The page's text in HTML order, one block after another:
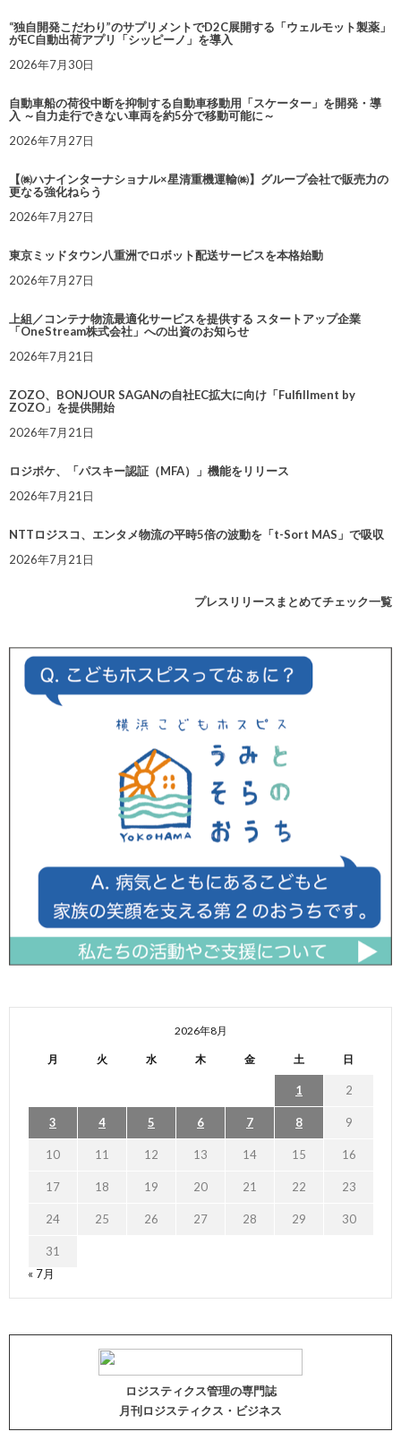
“独自開発こだわり”のサプリメントでD2C展開する「ウェルモット製薬」
がEC自動出荷アプリ「シッピーノ」を導入
2026年7月30日
自動車船の荷役中断を抑制する自動車移動用「スケーター」を開発・導
入 ～自力走行できない車両を約5分で移動可能に～
2026年7月27日
【㈱ハナインターナショナル×星清重機運輸㈱】グループ会社で販売力の
更なる強化ねらう
2026年7月27日
東京ミッドタウン八重洲でロボット配送サービスを本格始動
2026年7月27日
上組／コンテナ物流最適化サービスを提供する スタートアップ企業
「OneStream株式会社」への出資のお知らせ
2026年7月21日
ZOZO、BONJOUR SAGANの自社EC拡大に向け「Fulfillment by
ZOZO」を提供開始
2026年7月21日
ロジポケ、「パスキー認証（MFA）」機能をリリース
2026年7月21日
NTTロジスコ、エンタメ物流の平時5倍の波動を「t-Sort MAS」で吸収
2026年7月21日
プレスリリースまとめてチェック一覧
2026年8月
月 火 水 木 金 土 日
1 2
3 4 5 6 7 8 9
10 11 12 13 14 15 16
17 18 19 20 21 22 23
24 25 26 27 28 29 30
31
« 7月
ロジスティクス管理の専門誌
月刊ロジスティクス・ビジネス